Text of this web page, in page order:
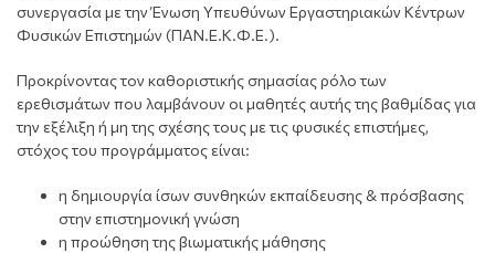
συνεργασία με την Ένωση Υπευθύνων Εργαστηριακών Κέντρων
Φυσικών Επιστημών (ΠΑΝ.Ε.Κ.Φ.Ε.).
Προκρίνοντας τον καθοριστικής σημασίας ρόλο των
ερεθισμάτων που λαμβάνουν οι μαθητές αυτής της βαθμίδας για
την εξέλιξη ή μη της σχέσης τους με τις φυσικές επιστήμες,
στόχος του προγράμματος είναι:
η δημιουργία ίσων συνθηκών εκπαίδευσης & πρόσβασης
στην επιστημονική γνώση
η προώθηση της βιωματικής μάθησης